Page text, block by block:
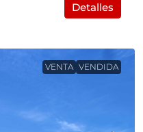
Detalles
VENTA VENDIDA